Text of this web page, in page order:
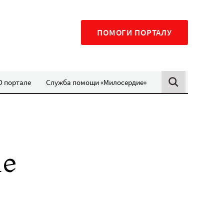
ПОМОГИ ПОРТАЛУ
портале Служба помощи «Милосердие»